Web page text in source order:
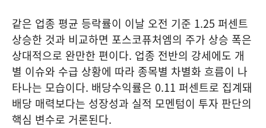
같은 업종 평균 등락률이 이날 오전 기준 1.25 퍼센트
상승한 것과 비교하면 포스코퓨처엠의 주가 상승 폭은
상대적으로 완만한 편이다. 업종 전반의 강세에도 개
별 이슈와 수급 상황에 따라 종목별 차별화 흐름이 나
타나는 모습이다. 배당수익률은 0.11 퍼센트로 집계돼
배당 매력보다는 성장성과 실적 모멘텀이 투자 판단의
핵심 변수로 거론된다.